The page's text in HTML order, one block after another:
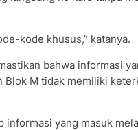
kode khusus,” katanya.
bahwa informasi
M tidak memiliki
yang masuk